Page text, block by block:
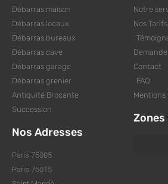
Débarras maison
Débarras locaux
Débarras bureaux
Débarras cave
Débarras garage
Débarras grenier
Antiquité Brocante
Succession
Nos Adresses
Paris 75005
Paris 75015
Notre
Nos Tarifs
Contact
FAQ
Mentions